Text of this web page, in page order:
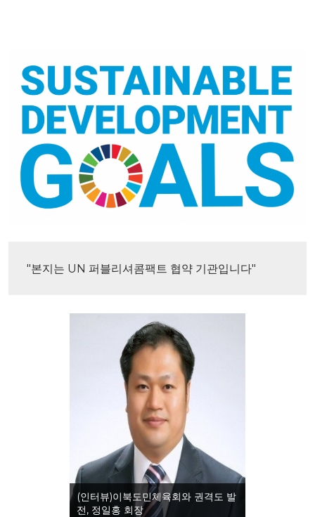
"본지는 UN 퍼블리셔콤팩트 협약 기관입니다"
(인터뷰)이북도민체육회와 권격도 발
전, 정일홍 회장